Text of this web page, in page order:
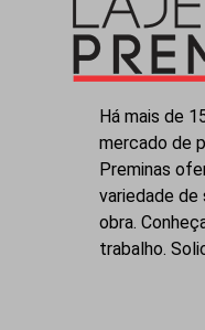
Há mais de
mercado de
Preminas
variedade de
obra.
trabalho.